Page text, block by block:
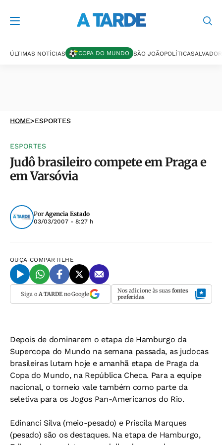
ÚLTIMAS NOTÍCIAS COPA DO MUNDO SÃO JOÃOPOLÍTICASALVADOR
HOME>ESPORTES
ESPORTES
Judô brasileiro compete em Praga e
em Varsóvia
PorAgencia Estado
03/03/2007 - 8:27 h
OUÇA COMPARTILHE
Siga o A TARDEno Google Nos adicione às suas fontes
preferidas
Depois de dominarem o etapa de Hamburgo da
Supercopa do Mundo na semana passada, as judocas
brasileiras lutam hoje e amanhã etapa de Praga da
Copa do Mundo, na República Checa. Para a equipe
nacional, o torneio vale também como parte da
seletiva para os Jogos Pan-Americanos do Rio.
Edinanci Silva (meio-pesado) e Priscila Marques
(pesado) são os destaques. Na etapa de Hamburgo,